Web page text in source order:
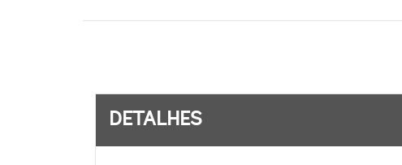
DETALHES